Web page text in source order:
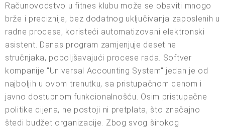
Računovodstvo u fitnes klubu može se obaviti mnogo
brže i preciznije, bez dodatnog uključivanja zaposlenih u
radne procese, koristeći automatizovani elektronski
asistent. Danas program zamjenjuje desetine
stručnjaka, poboljšavajući procese rada. Softver
kompanije "Universal Accounting System" jedan je od
najboljih u ovom trenutku, sa pristupačnom cenom i
javno dostupnom funkcionalnošću. Osim pristupačne
politike cijena, ne postoji ni pretplata, što značajno
štedi budžet organizacije. Zbog svog širokog